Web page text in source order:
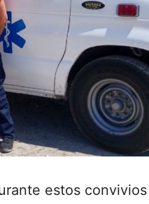
estos convivios